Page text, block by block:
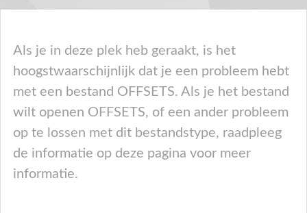
Als je in deze plek heb geraakt, is het
hoogstwaarschijnlijk dat je een probleem hebt
met een bestand OFFSETS. Als je het bestand
wilt openen OFFSETS, of een ander probleem
op te lossen met dit bestandstype, raadpleeg
de informatie op deze pagina voor meer
informatie.